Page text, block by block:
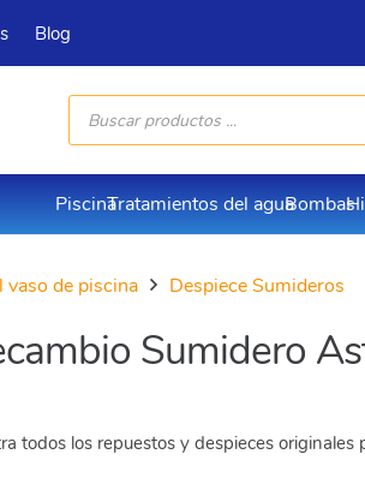
Blog
Búsqueda
productos
PiscinaTratamientos del aguaBombas
vaso de piscina Despiece Sumideros
Sumidero
todos los repuestos y despieces